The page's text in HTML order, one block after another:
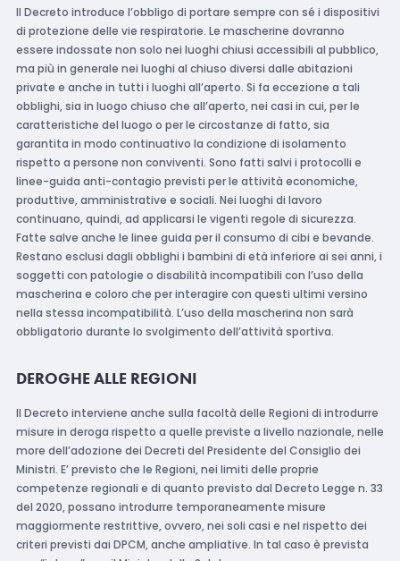
Il Decreto introduce l’obbligo di portare sempre con sé i dispositivi
di protezione delle vie respiratorie. Le mascherine dovranno
essere indossate non solo nei luoghi chiusi accessibili al pubblico,
ma più in generale nei luoghi al chiuso diversi dalle abitazioni
private e anche in tutti i luoghi all’aperto. Si fa eccezione a tali
obblighi, sia in luogo chiuso che all’aperto, nei casi in cui, per le
caratteristiche del luogo o per le circostanze di fatto, sia
garantita in modo continuativo la condizione di isolamento
rispetto a persone non conviventi. Sono fatti salvi i protocolli e
linee-guida anti-contagio previsti per le attività economiche,
produttive, amministrative e sociali. Nei luoghi di lavoro
continuano, quindi, ad applicarsi le vigenti regole di sicurezza.
Fatte salve anche le linee guida per il consumo di cibi e bevande.
Restano esclusi dagli obblighi i bambini di età inferiore ai sei anni, i
soggetti con patologie o disabilità incompatibili con l’uso della
mascherina e coloro che per interagire con questi ultimi versino
nella stessa incompatibilità. L’uso della mascherina non sarà
obbligatorio durante lo svolgimento dell’attività sportiva.
DEROGHE ALLE REGIONI
Il Decreto interviene anche sulla facoltà delle Regioni di introdurre
misure in deroga rispetto a quelle previste a livello nazionale, nelle
more dell’adozione dei Decreti del Presidente del Consiglio dei
Ministri. E’ previsto che le Regioni, nei limiti delle proprie
competenze regionali e di quanto previsto dal Decreto Legge n. 33
del 2020, possano introdurre temporaneamente misure
maggiormente restrittive, ovvero, nei soli casi e nel rispetto dei
criteri previsti dai DPCM, anche ampliative. In tal caso è prevista